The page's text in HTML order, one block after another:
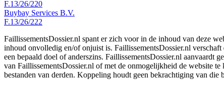
F.13/26/220
Buybay Services B.V.
F.13/26/222
FaillissementsDossier.nl spant er zich voor in de inhoud van deze
inhoud onvolledig en/of onjuist is. FaillissementsDossier.nl
een bepaald doel of anderszins. FaillissementsDossier.nl
van FaillissementsDossier.nl of met de onmogelijkheid de website
bestanden van derden. Koppeling houdt geen bekrachtiging van die